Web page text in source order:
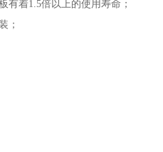
有着1.5倍以上的使用寿命；
；